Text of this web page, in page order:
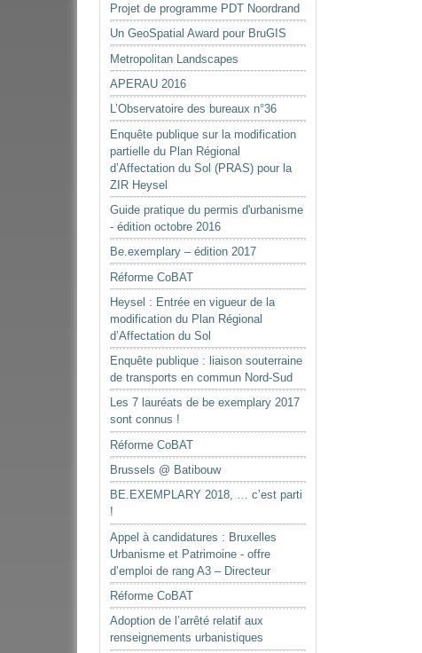
Projet de programme PDT Noordrand
Un GeoSpatial Award pour BruGIS
Metropolitan Landscapes
APERAU 2016
L’Observatoire des bureaux n°36
Enquête publique sur la modification
partielle du Plan Régional
d’Affectation du Sol (PRAS) pour la
ZIR Heysel
Guide pratique du permis d'urbanisme
- édition octobre 2016
Be.exemplary – édition 2017
Réforme CoBAT
Heysel : Entrée en vigueur de la
modification du Plan Régional
d’Affectation du Sol
Enquête publique : liaison souterraine
de transports en commun Nord-Sud
Les 7 lauréats de be exemplary 2017
sont connus !
Réforme CoBAT
Brussels @ Batibouw
BE.EXEMPLARY 2018, … c’est parti
!
Appel à candidatures : Bruxelles
Urbanisme et Patrimoine - offre
d’emploi de rang A3 – Directeur
Réforme CoBAT
Adoption de l’arrêté relatif aux
renseignements urbanistiques